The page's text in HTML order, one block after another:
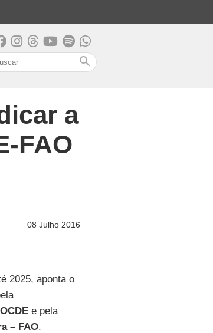
search
a
FAO
08 Julho 2016
2025, aponta o
e pela
– FAO.